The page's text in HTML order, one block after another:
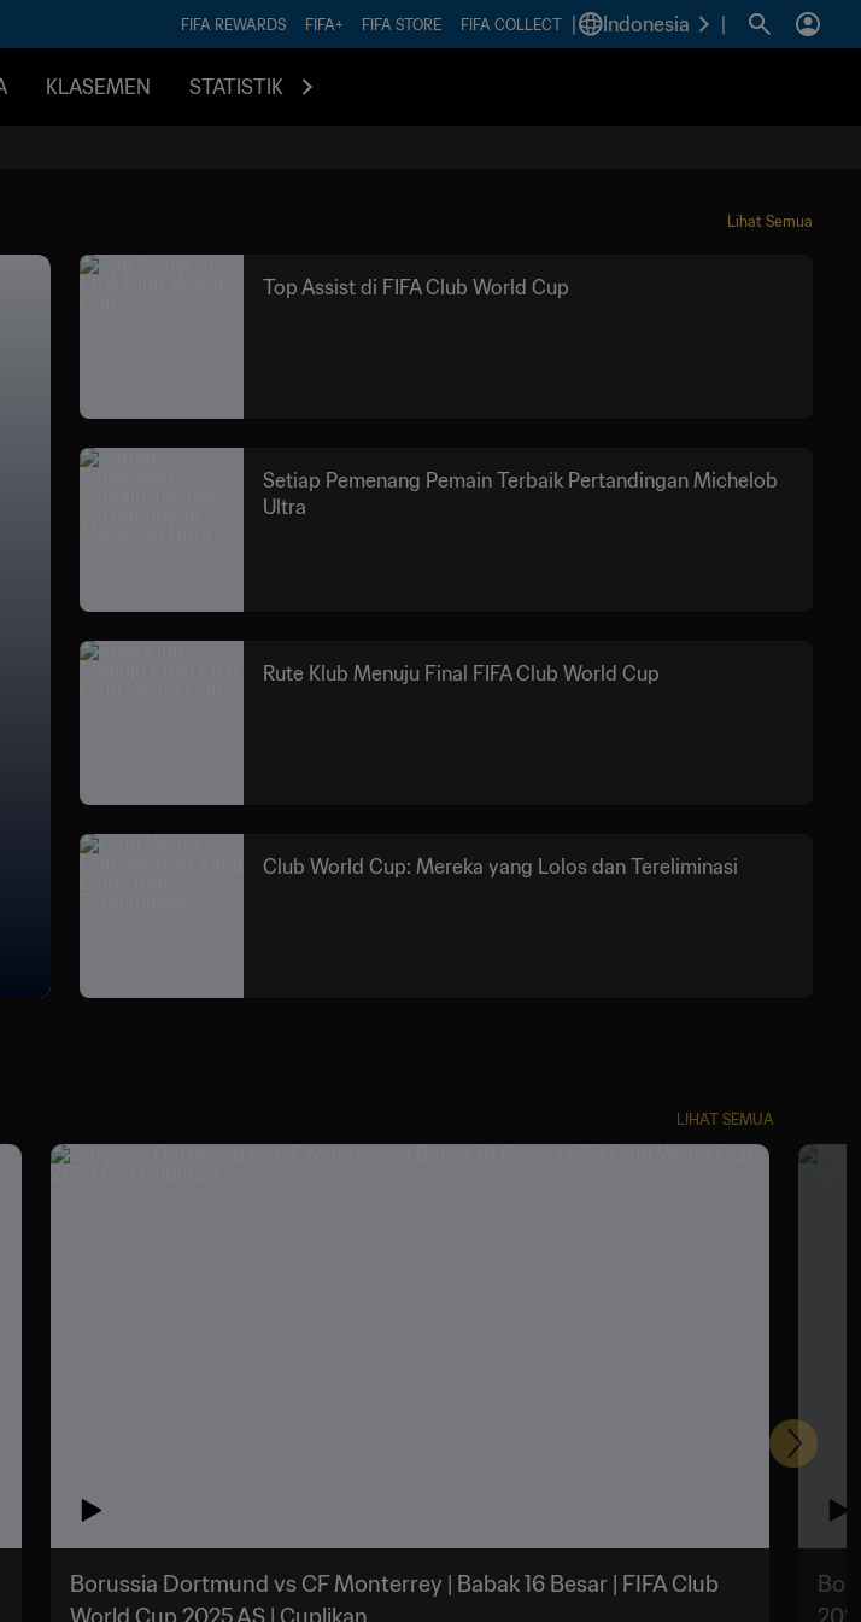
FIFA REWARDS FIFA+ FIFA STORE FIFA COLLECT Indonesia
KLASEMEN STATISTIK
Lihat Semua
Top Assist di FIFA Club World Cup
Setiap Pemenang Pemain Terbaik Pertandingan Michelob
Ultra
Rute Klub Menuju Final FIFA Club World Cup
Club World Cup: Mereka yang Lolos dan Tereliminasi
LIHAT SEMUA
Borussia Dortmund vs CF Monterrey | Babak 16 Besar | FIFA Club